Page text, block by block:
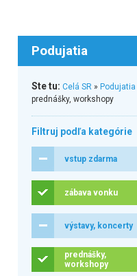
Podujatia
Ste tu: Celá SR» Podujatia
prednášky, workshopy
Filtruj podľa kategórie
vstup zdarma
zábava vonku
výstavy, koncerty
prednášky,
workshopy